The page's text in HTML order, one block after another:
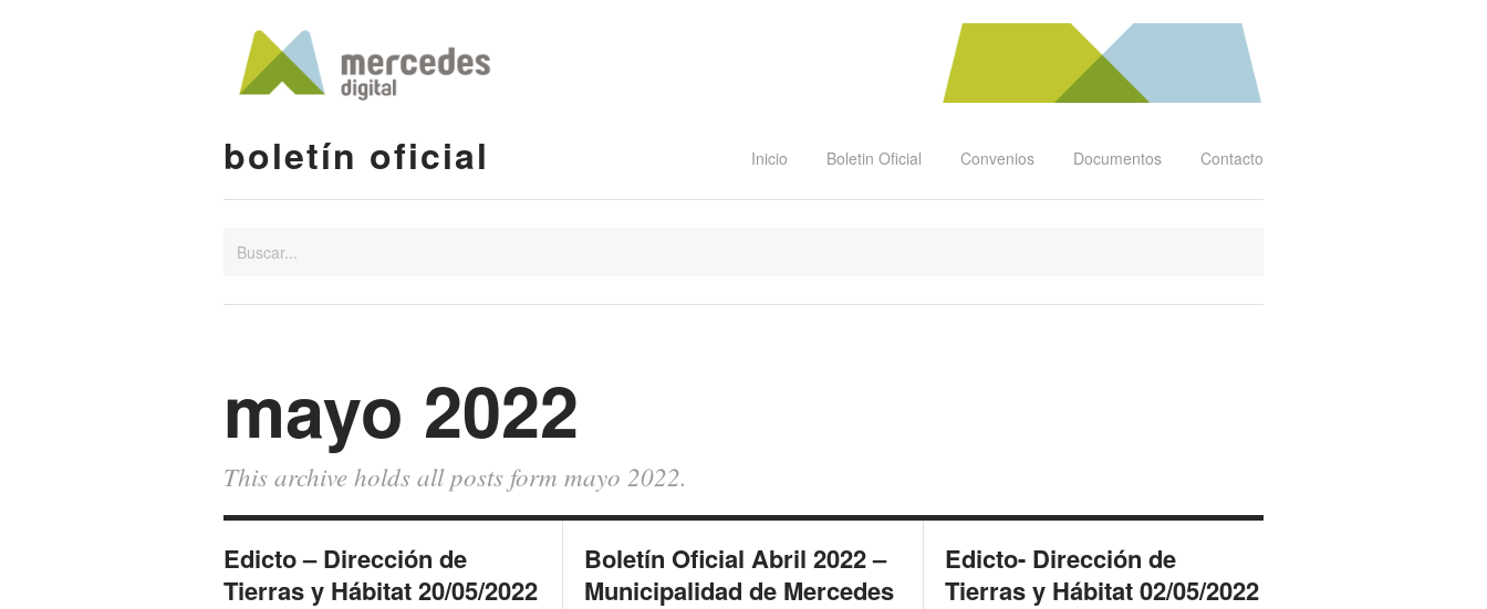
boletín oficial Inicio Boletin Oficial Convenios Documentos Contacto
mayo 2022
This archive holds all posts form mayo 2022.
Edicto – Dirección de
Tierras y Hábitat 20/05/2022
Boletín Oficial Abril 2022 –
Municipalidad de Mercedes
Edicto- Dirección de
Tierras y Hábitat 02/05/2022